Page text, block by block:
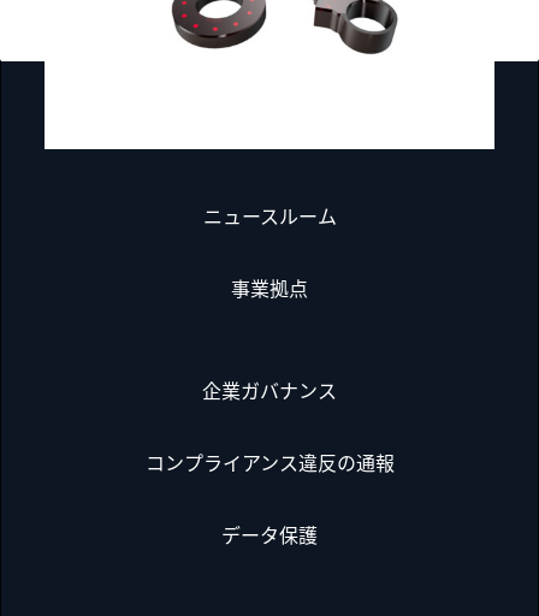
ニュースルーム
事業拠点
企業ガバナンス
コンプライアンス違反の通報
データ保護